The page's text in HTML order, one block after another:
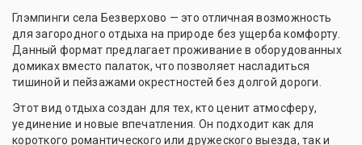
Глэмпинги села Безверхово — это отличная возможность
для загородного отдыха на природе без ущерба комфорту.
Данный формат предлагает проживание в оборудованных
домиках вместо палаток, что позволяет насладиться
тишиной и пейзажами окрестностей без долгой дороги.
Этот вид отдыха создан для тех, кто ценит атмосферу,
уединение и новые впечатления. Он подходит как для
короткого романтического или дружеского выезда, так и